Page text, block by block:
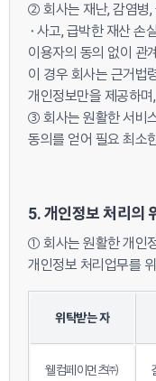
② 회사는 재난, 감염병,
⬝사고, 급박한 재산 손
이용자의 동의 없이 관
이 경우 회사는 근거법
개인정보만을 제공하
③ 회사는 원활한 서비
동의를 얻어 필요 최소
5. 개인정보 처리의
① 회사는 원활한 개인
개인정보 처리업무를
위탁받는 자
웰컴페이먼츠㈜